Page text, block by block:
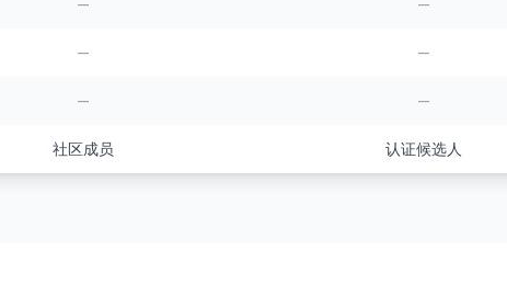
— —
— —
— —
社区成员 认证候选人